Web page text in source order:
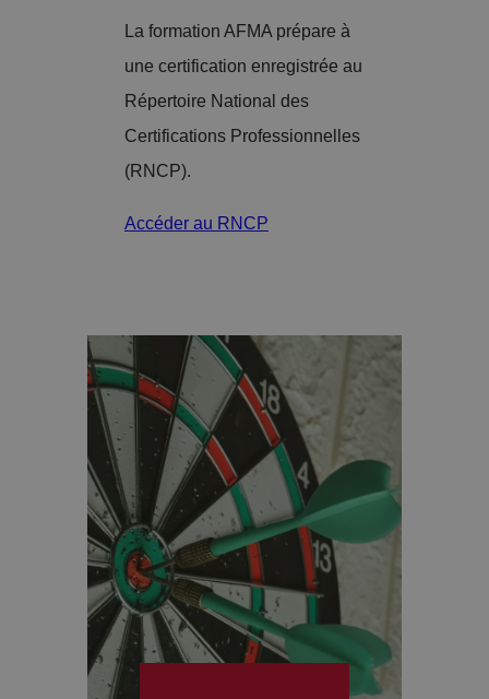
La formation AFMA prépare à
une certification enregistrée au
Répertoire National des
Certifications Professionnelles
(RNCP).
Accéder au RNCP